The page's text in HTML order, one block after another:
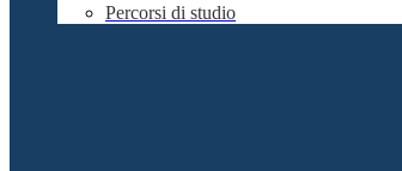
Percorsi di studio